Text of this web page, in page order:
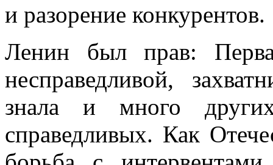
и разорение конкурентов.
Ленин был прав:
несправедливой,
знала и много
справедливых. Как